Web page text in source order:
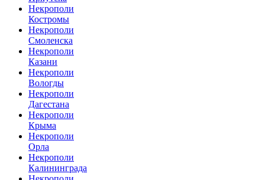
Некрополи
Костромы
Некрополи
Смоленска
Некрополи
Казани
Некрополи
Вологды
Некрополи
Дагестана
Некрополи
Крыма
Некрополи
Орла
Некрополи
Калининграда